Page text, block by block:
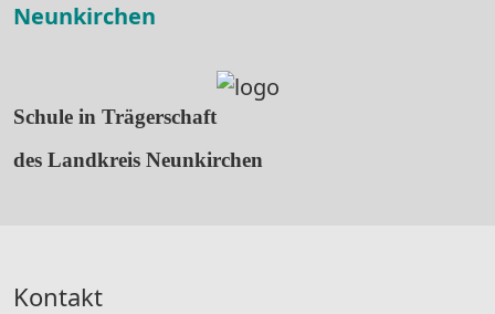
Neunkirchen
Schule in Trägerschaft
des Landkreis Neunkirchen
Kontakt